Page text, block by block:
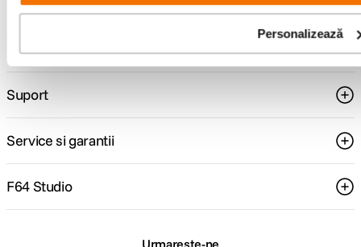
Personalizează
Comenzi si livrare
Suport
Service si garantii
F64 Studio
Urmareste-ne